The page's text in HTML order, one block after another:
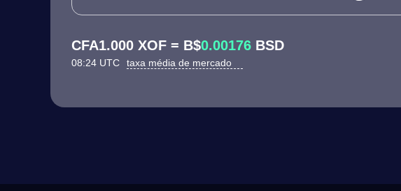
CFA1.000 XOF = B$0.00176 BSD
08:24 UTC taxa média de mercado